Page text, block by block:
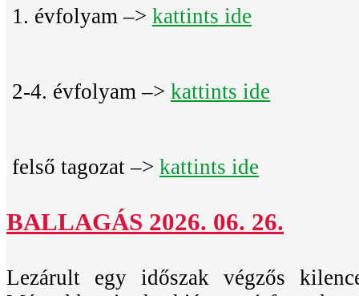
1. évfolyam –> kattints ide
2-4. évfolyam –> kattints ide
felső tagozat –> kattints ide
BALLAGÁS 2026. 06. 26.
Lezárult egy időszak végzős